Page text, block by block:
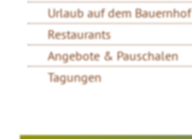
Urlaub auf dem Bauernhof
Restaurants
Angebote & Pauschalen
Tagungen